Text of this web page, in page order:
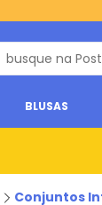
BLUSAS
Conjuntos